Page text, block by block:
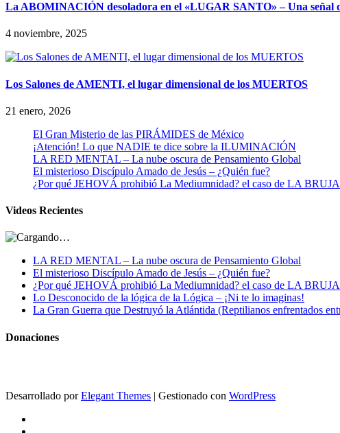
La ABOMINACIÓN desoladora en el «LUGAR SANTO» – Una señal
4 noviembre, 2025
Los Salones de AMENTI, el lugar dimensional de los MUERTOS
21 enero, 2026
El Gran Misterio de las PIRÁMIDES de México
¡Atención! Lo que NADIE te dice sobre la ILUMINACIÓN
LA RED MENTAL – La nube oscura de Pensamiento Global
El misterioso Discípulo Amado de Jesús – ¿Quién fue?
¿Por qué JEHOVÁ prohibió La Mediumnidad? el caso de LA
Videos Recientes
LA RED MENTAL – La nube oscura de Pensamiento Global
El misterioso Discípulo Amado de Jesús – ¿Quién fue?
¿Por qué JEHOVÁ prohibió La Mediumnidad? el caso de LA
Lo Desconocido de la lógica de la Lógica – ¡Ni te lo imaginas!
La Gran Guerra que Destruyó la Atlántida (Reptilianos enfrentados
Donaciones
Desarrollado porElegant Themes | Gestionado con WordPress